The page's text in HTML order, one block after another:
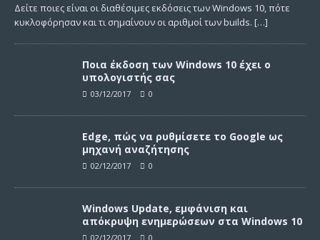
Δείτε ποιες είναι οι διαθέσιμες εκδόσεις των Windows 10, πότε
κυκλοφόρησαν και τι σημαίνουν οι αριθμοί των builds. […]
Ποια έκδοση των Windows 10 έχει ο
υπολογιστής σας
03/12/2017 0
Edge, πώς να ρυθμίσετε το Google ως
μηχανή αναζήτησης
02/12/2017 0
Windows Update, εμφάνιση και
απόκρυψη ενημερώσεων στα Windows 10
02/12/2017 0